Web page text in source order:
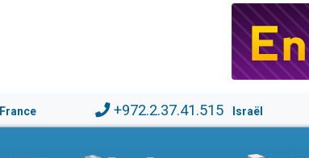
France +972.2.37.41.515 Israël